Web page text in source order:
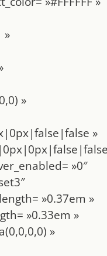
»
»
»0″
»0.37em »
»0.33em »
»